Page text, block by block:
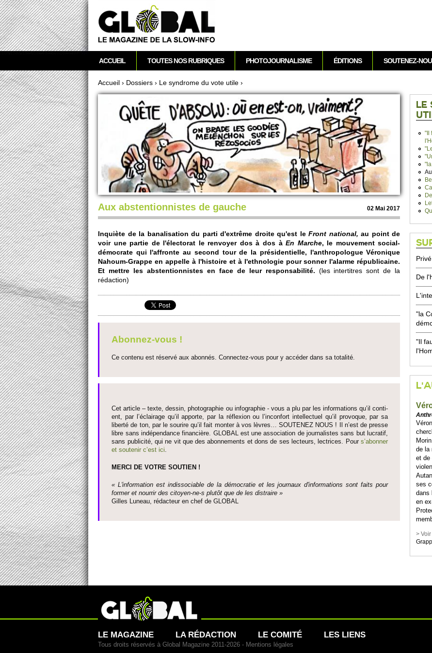
TwitterRSS Newsletter
Vous êtes ici
Accueil › Dossi­ers › Le syndrome du vote utile ›
Aux abstentionnistes de gauche 02 Mai 2017
Inquiète de la banalisation du parti d'extrême dro­ite qu'est leFront nati­onal,au point de
voir une partie de l'électo­rat le renvo­yer dos à dos àEn Marche, le mouve­ment so­cial-
démo­crate qui l'affronte au se­cond tour de la présidenti­e­lle, l'an­thro­po­logue Véronique
Nahoum-Grappe en appe­lle à l'histo­ire et à l'ethno­logie pour sonner l'alarme républi­caine.
Et mettre les abstenti­onnistes en face de leur res­ponsabi­lité. (les inte­rtitres sont de la
rédaction)
Abonnez-vous !
Ce contenu est réservé aux abonnés. Connectez-vous pour y accéder dans sa to­talité.
Cet article – texte, dessin, photographie ou infographie - vous a plu par les informati­ons qu’il conti­
ent, par l’éclairage qu’il appo­rte, par la réflexion ou l’inconfort inte­llectuel qu’il pro­voque, par sa
liberté de ton, par le so­urire qu’il fait monter à vos lèvres… SO­UTENEZ NOUS ! Il n’est de pre­sse
libre sans indépendance financière. GLOBAL est une asso­ci­ation de journalistes sans but lucratif,
sans publi­cité, qui ne vit que des abonne­ments et dons de ses lecte­urs, lec­trices. Pours’abonner
et so­utenir c’est ici.
MERCI DE VOTRE SO­UTIEN !
« L'information est indisso­ci­able de la démo­cratie et les journaux d'informati­ons sont faits pour
former et nourrir des ci­to­yen-ne-s plutôt que de les dis­traire »
Gi­lles Luneau, rédacteur en chef de GLOBAL
M
e
n
u
p
a
ACCUEIL TOUTES NOS RUBRIQUES PHOTOJOURNALISME ÉDITIONS SOUTENEZ-
"Il
De
"la
"Il
de la
et de
ses
dans
en
>
LE MAGAZINE LA RÉDACTION LE COMITÉ LES LIENS
Tous droits réservés à Global Magazine 2011-2026 - Mentions légales